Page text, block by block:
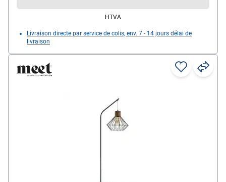
HTVA
Livraison directe par service de colis, env. 7 - 14 jours délai de
livraison